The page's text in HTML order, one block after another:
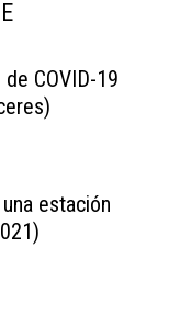
COVID-19
estación